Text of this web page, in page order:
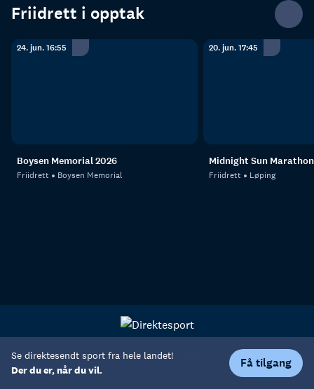
Se direktesendt sport fra hele landet!
Der du er, når du vil.
Få tilgang
Friidrett i opptak
24. jun. 16:55
Boysen Memorial 2026
Friidrett Boysen Memorial
20. jun. 17:45
Midnight Sun Marathon
Friidrett Løping
Personvern